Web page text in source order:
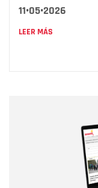
11•05•2026
LEER MÁS
Correo